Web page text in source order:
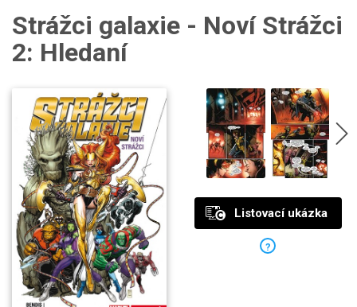
Strážci galaxie - Noví Strážci
2: Hledaní
Listovací ukázka
?